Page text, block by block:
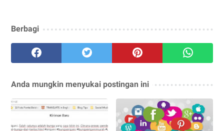
Berbagi
Anda mungkin menyukai postingan ini